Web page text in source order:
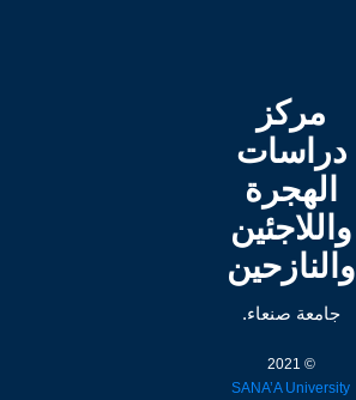
مركز
دراسات
الهجرة
واللاجئين
والنازحين
جامعة صنعاء.
© 2021
SANA’A University